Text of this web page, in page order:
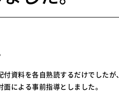
資料を各自熟読するだけでしたが
による事前指導としました。